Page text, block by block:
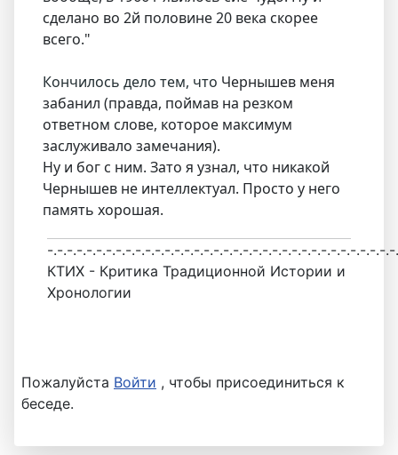
сделано во 2й половине 20 века скорее
всего."
Кончилось дело тем, что Чернышев меня
забанил (правда, поймав на резком
ответном слове, которое максимум
заслуживало замечания).
Ну и бог с ним. Зато я узнал, что никакой
Чернышев не интеллектуал. Просто у него
память хорошая.
-.-.-.-.-.-.-.-.-.-.-.-.-.-.-.-.-.-.-.-.-.-.-.-.-.-.-.-.-.-.-.-.-.-.-
КТИХ - Критика Традиционной Истории и
Хронологии
Пожалуйста Войти , чтобы присоединиться к
беседе.